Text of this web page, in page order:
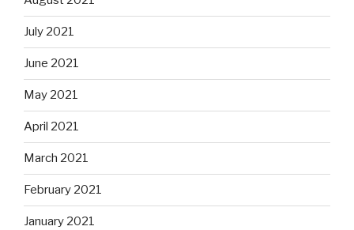
July 2021
June 2021
May 2021
April 2021
March 2021
February 2021
January 2021